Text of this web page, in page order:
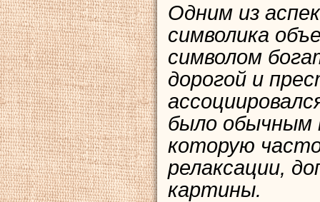
Одним из
символика
символом
дорогой и
было обычным
которую
релаксации,
картины.